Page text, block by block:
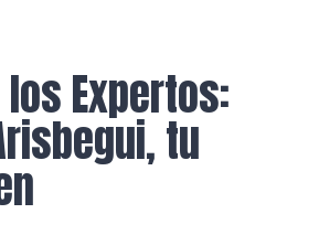
Expertos:
tu